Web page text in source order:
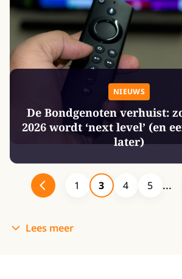
NIEUWS
De Bondgenoten verhuist:
2026 wordt ‘next level’ (en
later)
1 3 4 5
Lees meer